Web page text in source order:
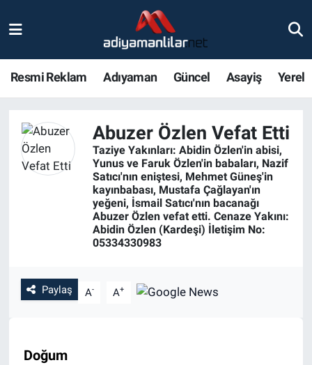
Resmi Reklam Adıyaman Güncel Asayiş Yerel
Abuzer Özlen Vefat Etti
Taziye Yakınları: Abidin Özlen'in abisi,
Yunus ve Faruk Özlen'in babaları, Nazif
Satıcı'nın eniştesi, Mehmet Güneş'in
kayınbabası, Mustafa Çağlayan'ın
yeğeni, İsmail Satıcı'nın bacanağı
Abuzer Özlen vefat etti. Cenaze Yakını:
Abidin Özlen (Kardeşi) İletişim No:
05334330983
Paylaş A- A+
Doğum
Röportajlar
Magazin
Bölge Haberleri
Sağlık
Nöbetçi Eczaneler
Adiyaman Namaz Vakitleri
Trafik Durumu
Süper Lig Puan Durumu ve Fikstür
Tüm Manşetler
Haber Arşivi